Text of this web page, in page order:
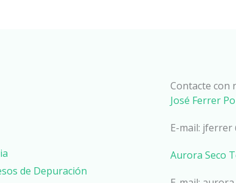
de Depuración
Contacte con
José Ferrer
E-mail: jferrer
Aurora Seco